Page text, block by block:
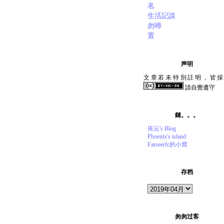
名
生活記談
勿啼
置
声明
文章若未特別註明，皆採
請自覺遵守
鏈。。。
依云's Blog
Phoenix's island
Farseerfc的小窩
存档
匆匆过客